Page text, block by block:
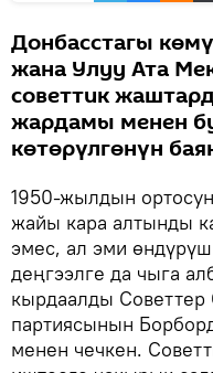
Донбасстагы
жана Улуу Ата
советтик
жардамы менен
көтөрүлгөнүн
1950-жылдын
жайы кара алтынды
эмес, ал эми
деңгээлге да чыга
кырдаалды
партиясынын
менен чечкен.